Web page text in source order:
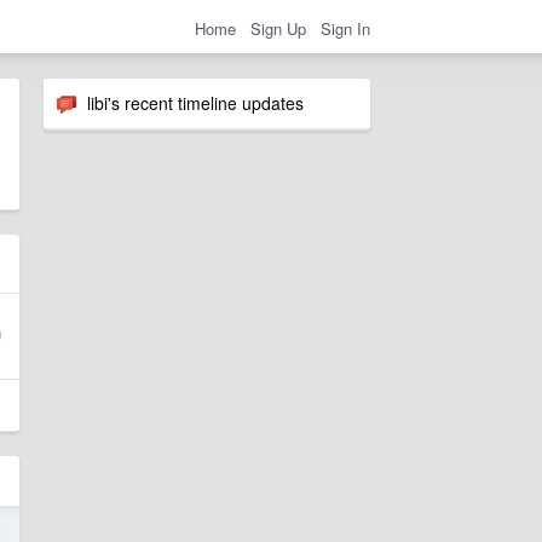
Home Sign Up Sign In
libi's recent timeline updates